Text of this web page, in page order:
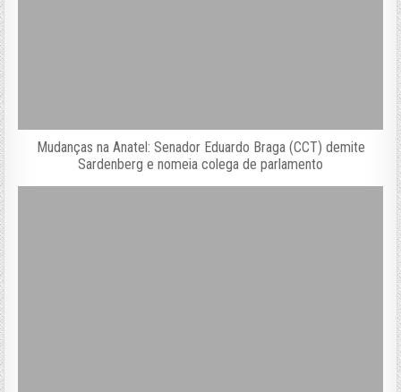
Mudanças na Anatel: Senador Eduardo Braga (CCT) demite
Sardenberg e nomeia colega de parlamento